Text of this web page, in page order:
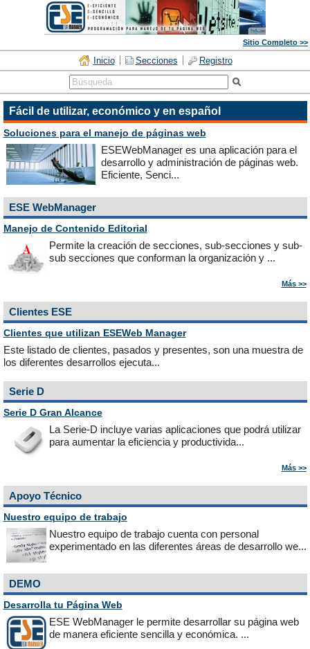
Sitio Completo >>
Inicio Secciones Registro
Fácil de utilizar, económico y en español
Soluciones para el manejo de páginas web
ESEWebManager es una aplicación para el
desarrollo y administración de páginas web.
Eficiente, Senci...
ESE WebManager
Manejo de Contenido Editorial
Permite la creación de secciones, sub-secciones y sub-
sub secciones que conforman la organización y ...
Más >>
Clientes ESE
Clientes que utilizan ESEWeb Manager
Este listado de clientes, pasados y presentes, son una muestra de
los diferentes desarrollos ejecuta...
Serie D
Serie DGran Alcance
La Serie-D incluye varias aplicaciones que podrá utilizar
para aumentar la eficiencia y productivida...
Más >>
Apoyo Técnico
Nuestro equipo de trabajo
Nuestro equipo de trabajo cuenta con personal
experimentado en las diferentes áreas de desarrollo we...
DEMO
Desarrolla tu Página Web
ESE WebManager le permite desarrollar su página web
de manera eficiente sencilla y económica. ...